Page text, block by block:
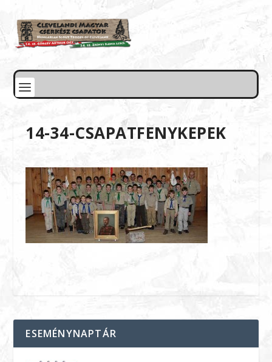
14-34-CSAPATFENYKEPEK
ESEMÉNYNAPTÁR